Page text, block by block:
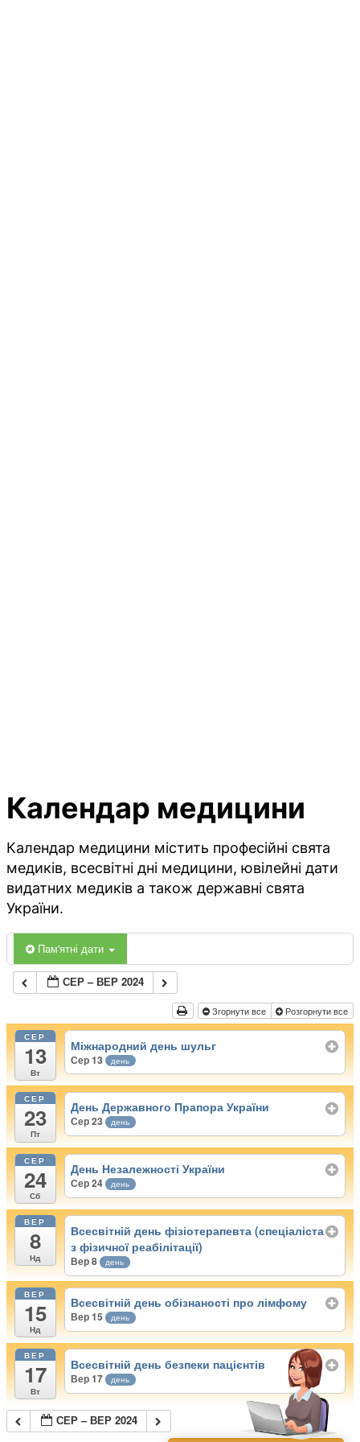
Календар медицини
Календар медицини містить професійні свята
медиків, всесвітні дні медицини, ювілейні дати
видатних медиків а також державні свята
України.
Пам'ятні дати
СЕР – ВЕР 2024
Згорнути все Розгорнути все
СЕР
13
Вт
Міжнародний день шульг
Сер 13 день
СЕР
23
Пт
День Державного Прапора України
Сер 23 день
СЕР
24
Сб
День Незалежності України
Сер 24 день
ВЕР
8
Нд
Всесвітній день фізіотерапевта (спеціаліста
з фізичної реабілітації)
Вер 8 день
ВЕР
15
Нд
Всесвітній день обізнаності про лімфому
Вер 15 день
ВЕР
17
Вт
Всесвітній день безпеки пацієнтів
Вер 17 день
СЕР – ВЕР 2024